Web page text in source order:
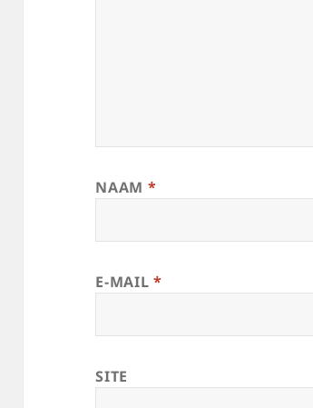
NAAM *
E-MAIL *
SITE